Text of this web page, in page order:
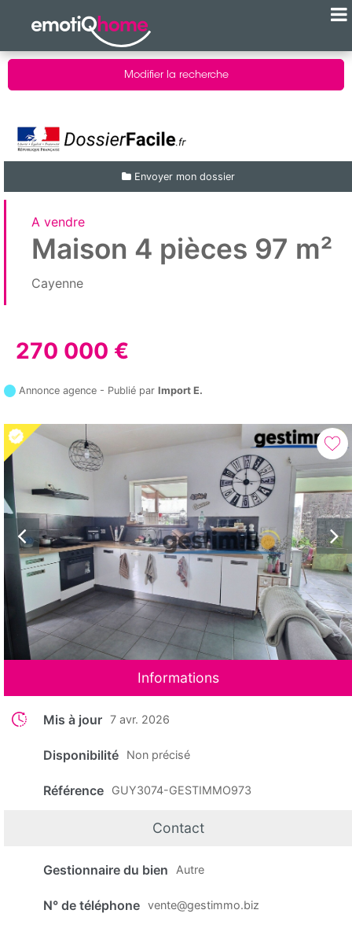
Modifier la recherche
Envoyer mon dossier
A vendre
Maison 4 pièces 97 m²
Cayenne
270 000 €
Annonce agence - Publié parImport E.
Informations
Mis à jour 7 avr. 2026
Disponibilité Non précisé
Référence GUY3074-GESTIMMO973
Contact
Gestionnaire du bien Autre
N° de téléphone vente@gestimmo.biz